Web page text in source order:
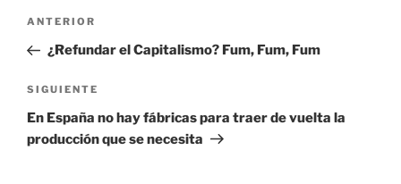
Navegación
entradas
Entrada
anterior:
ANTERIOR
¿Refundar el Capitalismo? Fum, Fum, Fum
Siguiente
entrada
SIGUIENTE
En España no hay fábricas para traer de vuelta la
producción que se necesita